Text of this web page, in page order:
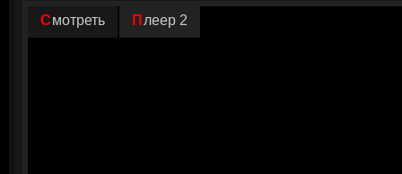
Смотреть Плеер 2